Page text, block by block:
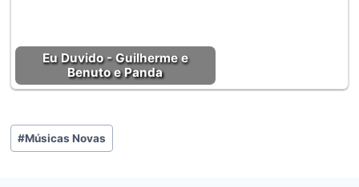
Eu Duvido - Guilherme e
Benuto e Panda
Tags
do
#Músicas Novas